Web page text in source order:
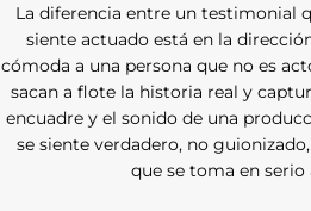
La diferencia entre un testimonial
siente actuado está en la
cómoda a una persona que no es
sacan a flote la historia real y
encuadre y el sonido de una
se siente verdadero, no
que se toma en serio